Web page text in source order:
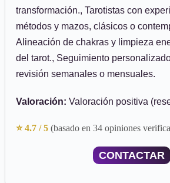
transformación., Tarotistas con
métodos y mazos, clásicos o
Alineación de chakras y limpieza
del tarot., Seguimiento
revisión semanales o mensuales.
Valoración: Valoración positiva
⭐ 4.7 / 5 (basado en 34 opiniones
CONTACTAR